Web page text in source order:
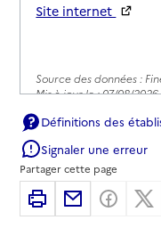
Site internet
Source des données :
Mis à jour le : 07/08/2026
Définitions des
Signaler une erreur
Partager cette page
ImprimerPartager